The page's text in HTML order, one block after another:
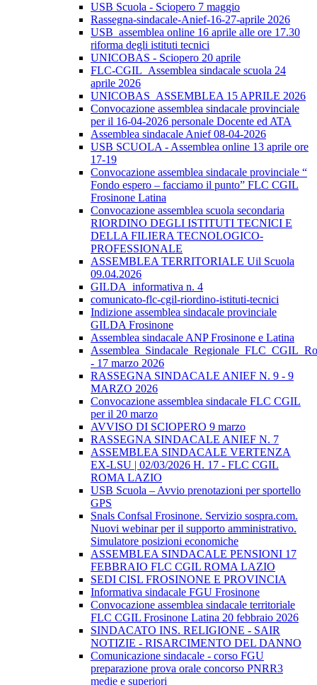
USB Scuola - Sciopero 7 maggio
Rassegna-sindacale-Anief-16-27-aprile 2026
USB_assemblea online 16 aprile alle ore 17.30
riforma degli istituti tecnici
UNICOBAS - Sciopero 20 aprile
FLC-CGIL_Assemblea sindacale scuola 24
aprile 2026
UNICOBAS_ASSEMBLEA 15 APRILE 2026
Convocazione assemblea sindacale provinciale
per il 16-04-2026 personale Docente ed ATA
Assemblea sindacale Anief 08-04-2026
USB SCUOLA - Assemblea online 13 aprile ore
17-19
Convocazione assemblea sindacale provinciale “
Fondo espero – facciamo il punto” FLC CGIL
Frosinone Latina
Convocazione assemblea scuola secondaria
RIORDINO DEGLI ISTITUTI TECNICI E
DELLA FILIERA TECNOLOGICO-
PROFESSIONALE
ASSEMBLEA TERRITORIALE Uil Scuola
09.04.2026
GILDA_informativa n. 4
comunicato-flc-cgil-riordino-istituti-tecnici
Indizione assemblea sindacale provinciale
GILDA Frosinone
Assemblea sindacale ANP Frosinone e Latina
- 17 marzo 2026
RASSEGNA SINDACALE ANIEF N. 9 - 9
MARZO 2026
Convocazione assemblea sindacale FLC CGIL
per il 20 marzo
AVVISO DI SCIOPERO 9 marzo
RASSEGNA SINDACALE ANIEF N. 7
ASSEMBLEA SINDACALE VERTENZA
EX-LSU | 02/03/2026 H. 17 - FLC CGIL
ROMA LAZIO
USB Scuola – Avvio prenotazioni per sportello
GPS
Snals Confsal Frosinone. Servizio sospra.com.
Nuovi webinar per il supporto amministrativo.
Simulatore posizioni economiche
ASSEMBLEA SINDACALE PENSIONI 17
FEBBRAIO FLC CGIL ROMA LAZIO
SEDI CISL FROSINONE E PROVINCIA
Informativa sindacale FGU Frosinone
Convocazione assemblea sindacale territoriale
FLC CGIL Frosinone Latina 20 febbraio 2026
SINDACATO INS. RELIGIONE - SAIR
NOTIZIE - RISARCIMENTO DEL DANNO
Comunicazione sindacale - corso FGU
preparazione prova orale concorso PNRR3
medie e superiori